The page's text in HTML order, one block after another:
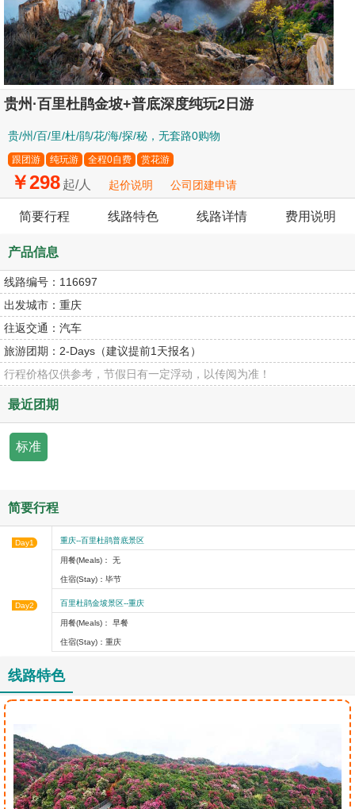
贵州·百里杜鹃金坡+普底深度纯玩2日游
贵/州/百/里/杜/鹃/花/海/探/秘，无套路0购物
跟团游 纯玩游 全程0自费 赏花游
￥298 起/人 起价说明 公司团建申请
简要行程 线路特色 线路详情 费用说明
产品信息
线路编号： 116697
出发城市： 重庆
往返交通： 汽车
旅游团期： 2-Days（建议提前1天报名）
行程价格仅供参考，节假日有一定浮动，以传阅为准！
最近团期
标准
简要行程
Day1 重庆--百里杜鹃普底景区
用餐(Meals)： 无
住宿(Stay)：毕节
Day2 百里杜鹃金坡景区--重庆
用餐(Meals)： 早餐
住宿(Stay)：重庆
线路特色